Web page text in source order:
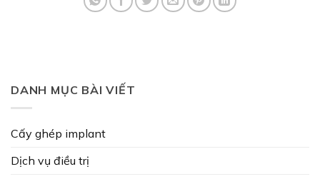
DANH MỤC BÀI VIẾT
Cấy ghép implant
Dịch vụ điều trị